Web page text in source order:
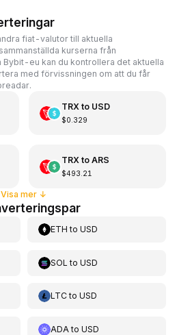
fiat-valutor till aktuella
kurserna från
eu kan du kontrollera det aktuella
med förvissningen om att du får
TRXto USD
$0.329
TRXto ARS
$493.21
Visa mer ↓
ETH toUSD
SOL toUSD
LTCtoUSD
ADA toUSD